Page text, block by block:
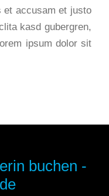
et accusam et justo
kasd gubergren,
ipsum dolor sit
buchen -